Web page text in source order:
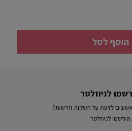
הוסף לסל
לניוזלטר
לדעת על השקות חדשות?
הירשמו לניוזלטר